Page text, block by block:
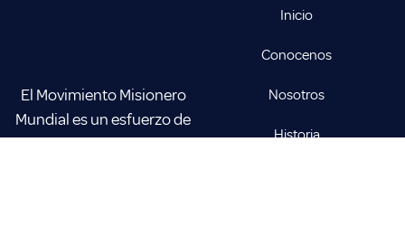
El Movimiento Misionero
Mundial es un esfuerzo de
fe y sacrificio en favor de la
Inicio
Conocenos
Nosotros
Historia